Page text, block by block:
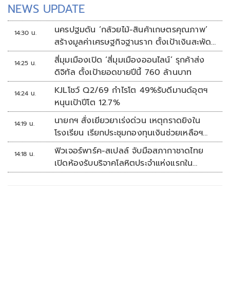
NEWS UPDATE
14:30 น.
นครปฐมดัน ‘กล้วยไม้-สินค้าเกษตรคุณภาพ’
สร้างมูลค่าเศรษฐกิจฐานราก ตั้งเป้าเงินสะพัด
10 ล้านบาท
14:25 น.
สี่มุมเมืองเปิด ‘สี่มุมเมืองออนไลน์’ รุกค้าส่ง
ดิจิทัล ตั้งเป้ายอดขายปีนี้ 760 ล้านบาท
14:24 น.
KJLโชว์ Q2/69 กำไรโต 49%รับดีมานด์อุตฯ
หนุนเป้าปีโต 12.7%
14:19 น.
นายกฯ สั่งเยียวยาเร่งด่วน เหตุกราดยิงใน
โรงเรียน เรียกประชุมกองทุนเงินช่วยเหลือฯ
ทันที
14:18 น.
ฟิวเจอร์พาร์ค-สเปลล์ จับมือสภากาชาดไทย
เปิดห้องรับบริจาคโลหิตประจำแห่งแรกใน
ศูนย์การค้าปทุมธานี